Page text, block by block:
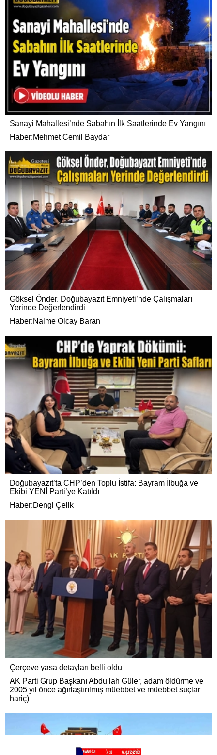
Sanayi Mahallesi’nde Sabahın İlk Saatlerinde Ev Yangını
Haber:Mehmet Cemil Baydar
Göksel Önder, Doğubayazıt Emniyeti’nde Çalışmaları
Yerinde Değerlendirdi
Haber:Naime Olcay Baran
Doğubayazıt’ta CHP’den Toplu İstifa: Bayram İlbuğa ve
Ekibi YENİ Parti’ye Katıldı
Haber:Dengi Çelik
Çerçeve yasa detayları belli oldu
AK Parti Grup Başkanı Abdullah Güler, adam öldürme ve
2005 yıl önce ağırlaştırılmış müebbet ve müebbet suçları
hariç)